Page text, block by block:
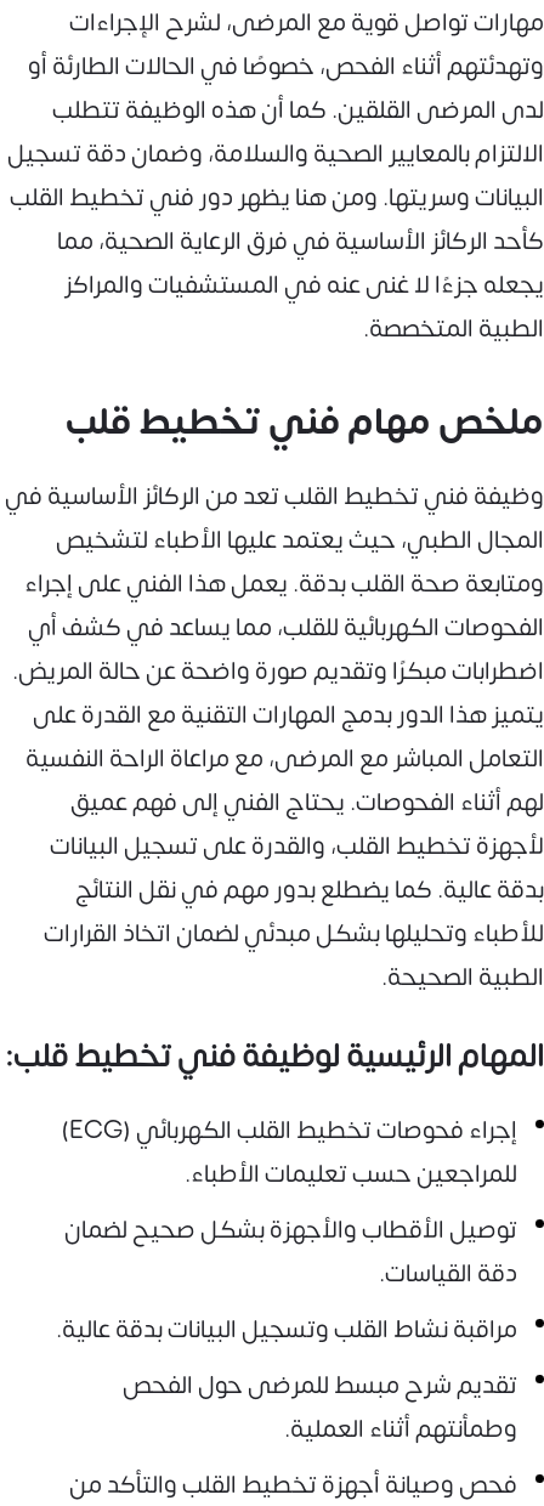
مهارات تواصل قوية مع المرضى، لشرح الإجراءات
وتهدئتهم أثناء الفحص، خصوصًا في الحالات الطارئة أو
لدى المرضى القلقين. كما أن هذه الوظيفة تتطلب
الالتزام بالمعايير الصحية والسلامة، وضمان دقة تسجيل
البيانات وسريتها. ومن هنا يظهر دور فني تخطيط القلب
كأحد الركائز الأساسية في فرق الرعاية الصحية، مما
يجعله جزءًا لا غنى عنه في المستشفيات والمراكز
الطبية المتخصصة.
ملخص مهام فني تخطيط قلب
وظيفة فني تخطيط القلب تعد من الركائز الأساسية في
المجال الطبي، حيث يعتمد عليها الأطباء لتشخيص
ومتابعة صحة القلب بدقة. يعمل هذا الفني على إجراء
الفحوصات الكهربائية للقلب، مما يساعد في كشف أي
اضطرابات مبكرًا وتقديم صورة واضحة عن حالة المريض.
يتميز هذا الدور بدمج المهارات التقنية مع القدرة على
التعامل المباشر مع المرضى، مع مراعاة الراحة النفسية
لهم أثناء الفحوصات. يحتاج الفني إلى فهم عميق
لأجهزة تخطيط القلب، والقدرة على تسجيل البيانات
بدقة عالية. كما يضطلع بدور مهم في نقل النتائج
للأطباء وتحليلها بشكل مبدئي لضمان اتخاذ القرارات
الطبية الصحيحة.
المهام الرئيسية لوظيفة فني تخطيط قلب:
إجراء فحوصات تخطيط القلب الكهربائي (ECG)
للمراجعين حسب تعليمات الأطباء.
توصيل الأقطاب والأجهزة بشكل صحيح لضمان
دقة القياسات.
مراقبة نشاط القلب وتسجيل البيانات بدقة عالية.
تقديم شرح مبسط للمرضى حول الفحص
وطمأنتهم أثناء العملية.
فحص وصيانة أجهزة تخطيط القلب والتأكد من